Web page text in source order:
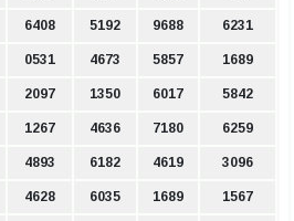
6408 5192 9688 6231
0531 4673 5857 1689
2097 1350 6017 5842
1267 4636 7180 6259
4893 6182 4619 3096
4628 6035 1689 1567